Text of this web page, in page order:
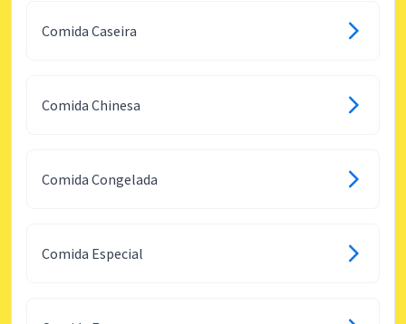
Comida Caseira
Comida Chinesa
Comida Congelada
Comida Especial